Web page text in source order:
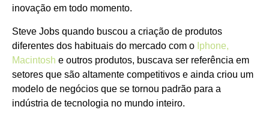
inovação em todo momento.
Steve Jobs quando buscou a criação de produtos
diferentes dos habituais do mercado com o Iphone,
Macintosh e outros produtos, buscava ser referência em
setores que são altamente competitivos e ainda criou um
modelo de negócios que se tornou padrão para a
indústria de tecnologia no mundo inteiro.